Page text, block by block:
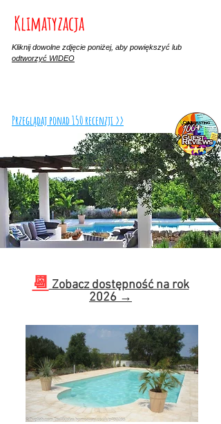
Klimatyzacja
Kliknij dowolne zdjęcie poniżej, aby powiększyć lub
odtworzyć WIDEO
Przeglądaj ponad 150 recenzji >>
📆 Zobacz dostępność na rok
2026 →